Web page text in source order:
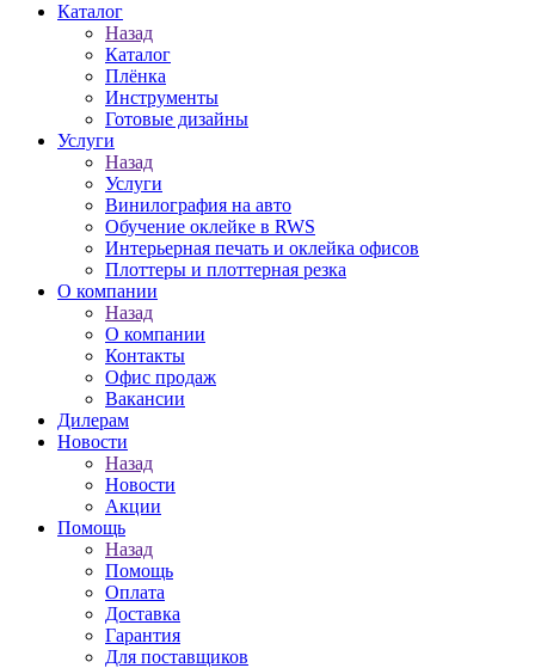
Каталог
Назад
Каталог
Плёнка
Инструменты
Готовые дизайны
Услуги
Назад
Услуги
Винилография на авто
Обучение оклейке в RWS
Интерьерная печать и оклейка офисов
Плоттеры и плоттерная резка
О компании
Назад
О компании
Контакты
Офис продаж
Вакансии
Дилерам
Новости
Назад
Новости
Акции
Помощь
Назад
Помощь
Оплата
Доставка
Гарантия
Для поставщиков